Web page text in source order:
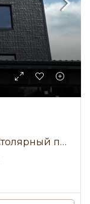
Торговое помещение 736 м² • Столярный переулок • Продажа